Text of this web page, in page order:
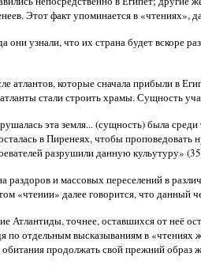
Этот факт упоминается в «чтениях»,
они узнали, что их страна будет
атлантов, которые сначала прибыли в
стали строить храмы. Сущность
эта земля... (сущность) была
в Пиренеях, чтобы
разрушили данную кульутуру»
раздоров и массовых переселений в
«чтении» далее говорится, что данный
Атлантиды, точнее, оставшихся от
по отдельным высказываниям в «чтениях
продолжать свой прежний